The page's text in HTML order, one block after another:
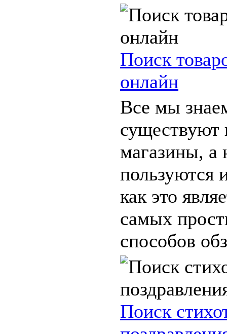
Поиск
онлайн
Все мы
существуют
магазины, а
пользуются
как это
самых
способов
Поиск